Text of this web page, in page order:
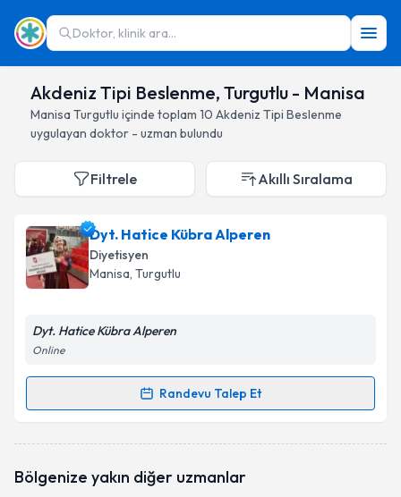
Doktor, klinik ara...
Akdeniz Tipi Beslenme, Turgutlu - Manisa
Manisa Turgutlu içinde toplam 10 Akdeniz Tipi Beslenme
uygulayan doktor - uzman bulundu
Filtrele Akıllı Sıralama
Dyt. Hatice Kübra Alperen
Diyetisyen
Manisa, Turgutlu
Dyt. Hatice Kübra Alperen
Online
Randevu Talep Et
Randevu Takvimi Talebi
talebi oluşturun. Size bu uzmandan randevu almanız
Bölgenize yakın diğer uzmanlar